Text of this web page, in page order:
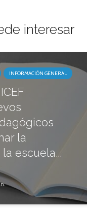
interesar
INFORMACIÓN GENERAL
la
escuela...